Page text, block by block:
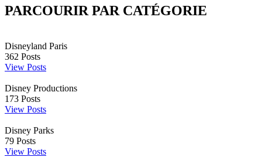
PARCOURIR PAR CATÉGORIE
Disneyland Paris
362 Posts
View Posts
Disney Productions
173 Posts
View Posts
Disney Parks
79 Posts
View Posts